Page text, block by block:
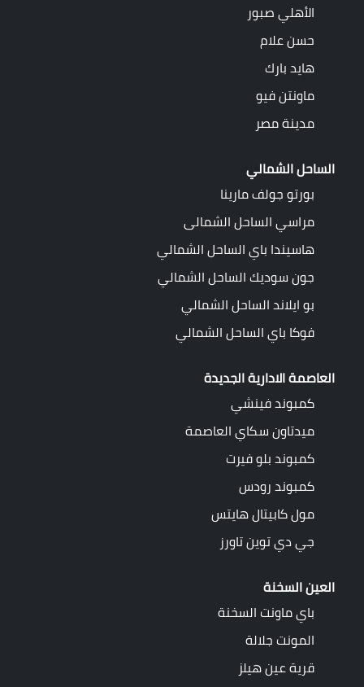
الأهلي صبور
حسن علام
هايد بارك
ماونتن فيو
مدينة مصر
الساحل الشمالي
بورتو جولف مارينا
مراسي الساحل الشمالى
هاسيندا باي الساحل الشمالي
جون سوديك الساحل الشمالي
بو ايلاند الساحل الشمالي
فوكا باي الساحل الشمالي
العاصمة الادارية الجديدة
كمبوند فينشي
ميدتاون سكاي العاصمة
كمبوند بلو فيرت
كمبوند رودس
مول كابيتال هايتس
جي دي توين تاورز
العين السخنة
باي ماونت السخنة
المونت جلالة
قرية عين هيلز